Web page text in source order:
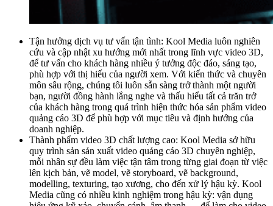
Tận hưởng dịch vụ tư vấn tận tình: Kool Media luôn nghiên
cứu và cập nhật xu hướng mới nhất trong lĩnh vực video 3D,
để tư vấn cho khách hàng nhiều ý tưởng độc đáo, sáng tạo,
phù hợp với thị hiếu của người xem. Với kiến thức và chuyên
môn sâu rộng, chúng tôi luôn sẵn sàng trở thành một người
bạn, người đồng hành lắng nghe và thấu hiểu tất cả trăn trở
của khách hàng trong quá trình hiện thức hóa sản phẩm video
quảng cáo 3D để phù hợp với mục tiêu và định hướng của
doanh nghiệp.
Thành phẩm video 3D chất lượng cao: Kool Media sở hữu
quy trình sản sản xuất video quảng cáo 3D chuyên nghiệp,
mỗi nhân sự đều làm việc tận tâm trong từng giai đoạn từ việc
lên kịch bản, vẽ model, vẽ storyboard, vẽ background,
modelling, texturing, tạo xương, cho đến xử lý hậu kỳ. Kool
Media cũng có nhiều kinh nghiệm trong hậu kỳ: vận dụng